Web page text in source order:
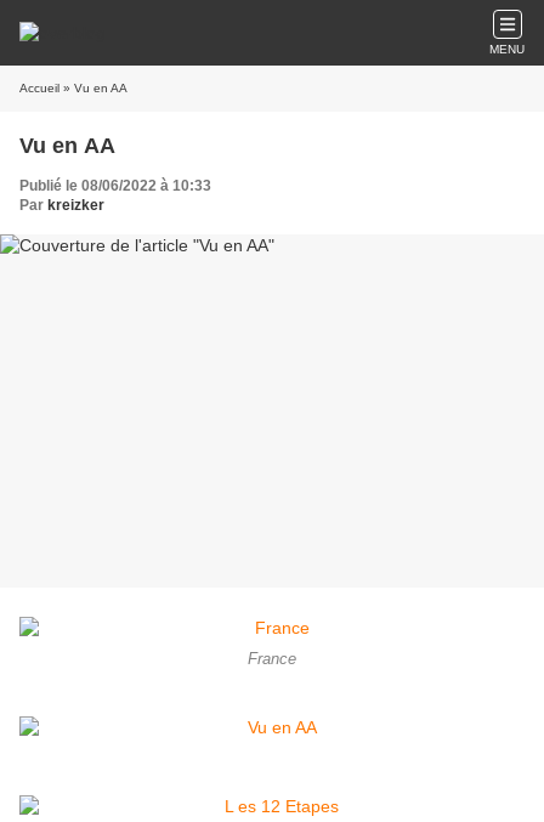
MENU
Accueil » Vu en AA
Vu en AA
Publié le 08/06/2022 à 10:33
Par kreizker
France